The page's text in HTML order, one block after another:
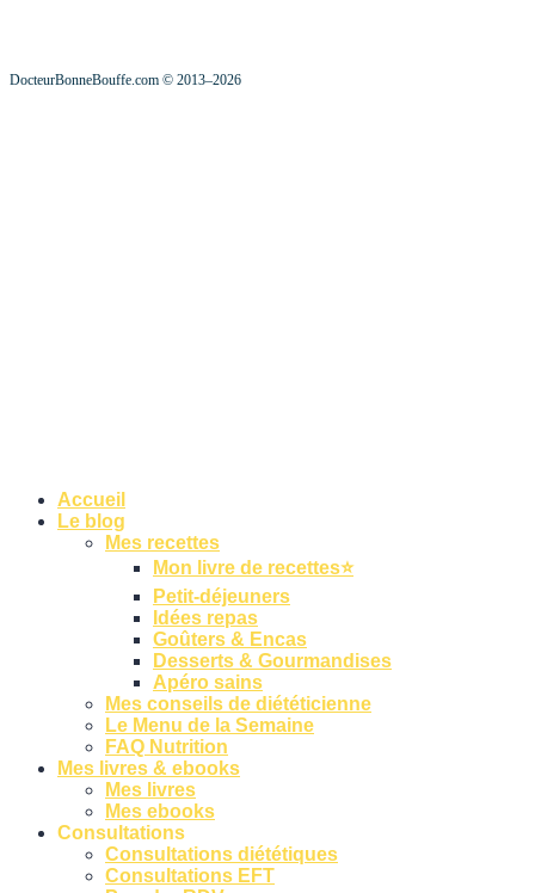
DocteurBonneBouffe.com © 2013–2026
Accueil
Le blog
Mes recettes
Mon livre de recettes⭐
Petit-déjeuners
Idées repas
Goûters & Encas
Desserts & Gourmandises
Apéro sains
Mes conseils de diététicienne
Le Menu de la Semaine
FAQ Nutrition
Mes livres & ebooks
Mes livres
Mes ebooks
Consultations
Consultations diététiques
Consultations EFT